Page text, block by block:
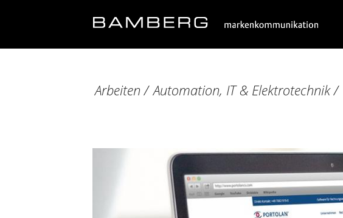
Arbeiten / Automation, IT & Elektrotechnik/